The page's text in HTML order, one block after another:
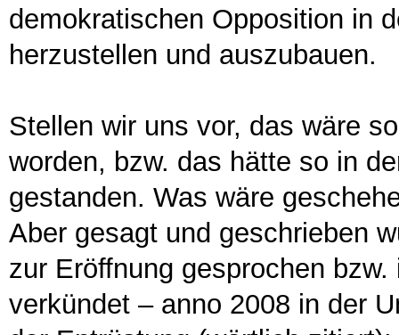
demokratischen Opposition in
herzustellen und auszubauen.
Stellen wir uns vor, das wäre
worden, bzw. das hätte so in
gestanden. Was wäre
Aber gesagt und geschrieben
zur Eröffnung gesprochen
verkündet – anno 2008 in der